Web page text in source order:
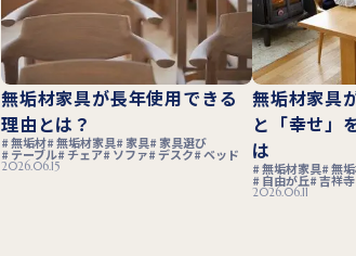
無垢材家具が長年使用できる
理由とは？
無垢材 無垢材家具 家具 家具選び
テーブル チェア ソファ デスク ベッド
2026.06.15
無垢材家具
と「幸せ」
は
無垢材家具 無
自由が丘 吉祥寺
2026.06.11